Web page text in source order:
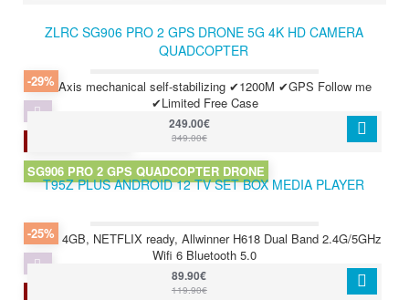
ZLRC SG906 PRO 2 GPS DRONE 5G 4K HD CAMERA
QUADCOPTER
✔3-Axis mechanical self-stabilizing ✔1200M ✔GPS Follow me
✔Limited Free Case
-29%
SG906 PRO 2 GPS QUADCOPTER DRONE
249.00€
349.00€
T95Z PLUS ANDROID 12 TV SET BOX MEDIA PLAYER
64GB 4GB, NETFLIX ready, Allwinner H618 Dual Band 2.4G/5GHz
Wifi 6 Bluetooth 5.0
-25%
89.90€
119.90€